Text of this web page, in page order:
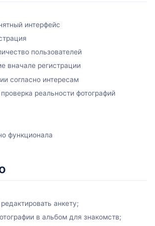
проживания), цель знакомства,
поле «О себе» и указать
интерфейс
пользователей
вначале регистрации
согласно интересам
реальности фотографий
функционала
анкету;
в альбом для знакомств;